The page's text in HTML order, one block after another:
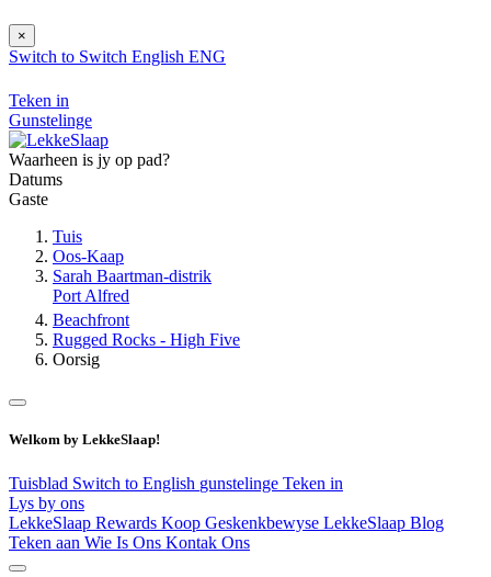
×
Switch to Switch English ENG
Teken in
Gunstelinge
Waarheen is jy op pad?
Datums
Gaste
Tuis
Oos-Kaap
Sarah Baartman-distrik
Port Alfred
Beachfront
Rugged Rocks - High Five
Oorsig
Welkom by LekkeSlaap!
Tuisblad Switch to English gunstelinge Teken in
Lys by ons
LekkeSlaap Rewards Koop Geskenkbewyse LekkeSlaap Blog
Teken aan Wie Is Ons Kontak Ons